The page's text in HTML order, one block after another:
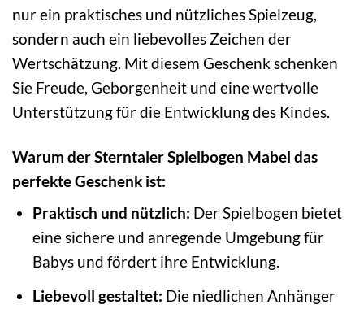
nur ein praktisches und nützliches Spielzeug,
sondern auch ein liebevolles Zeichen der
Wertschätzung. Mit diesem Geschenk schenken
Sie Freude, Geborgenheit und eine wertvolle
Unterstützung für die Entwicklung des Kindes.
Warum der Sterntaler Spielbogen Mabel das
perfekte Geschenk ist:
Praktisch und nützlich: Der Spielbogen bietet
eine sichere und anregende Umgebung für
Babys und fördert ihre Entwicklung.
Liebevoll gestaltet: Die niedlichen Anhänger